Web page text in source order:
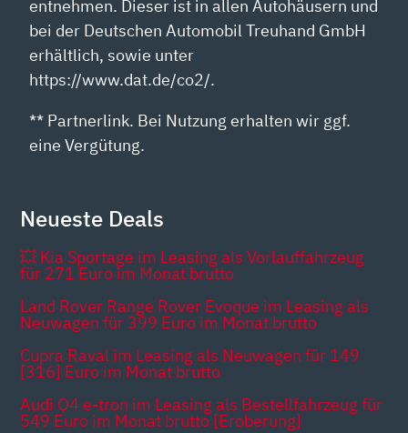
entnehmen. Dieser ist in allen Autohäusern und
bei der Deutschen Automobil Treuhand GmbH
erhältlich, sowie unter
https://www.dat.de/co2/.
** Partnerlink. Bei Nutzung erhalten wir ggf.
eine Vergütung.
Neueste Deals
💥 Kia Sportage im Leasing als Vorlauffahrzeug
für 271 Euro im Monat brutto
Land Rover Range Rover Evoque im Leasing als
Neuwagen für 399 Euro im Monat brutto
Cupra Raval im Leasing als Neuwagen für 149
[316] Euro im Monat brutto
Audi Q4 e-tron im Leasing als Bestellfahrzeug für
549 Euro im Monat brutto [Eroberung]